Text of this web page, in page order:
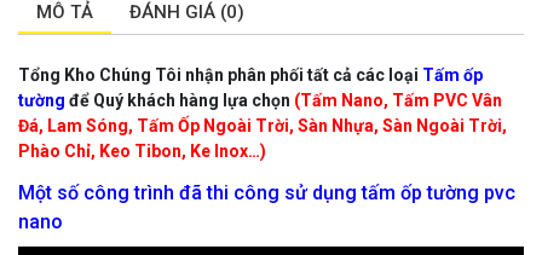
MÔ TẢ ĐÁNH GIÁ (0)
Tổng Kho Chúng Tôi nhận phân phối tất cả các loại Tấm ốp
tường để Quý khách hàng lựa chọn (Tấm Nano, Tấm PVC Vân
Đá, Lam Sóng, Tấm Ốp Ngoài Trời, Sàn Nhựa, Sàn Ngoài Trời,
Phào Chỉ, Keo Tibon, Ke Inox…)
Một số công trình đã thi công sử dụng tấm ốp tường pvc
nano